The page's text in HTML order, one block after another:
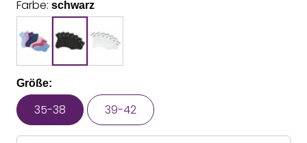
Farbe: schwarz
Größe:
35-38 39-42